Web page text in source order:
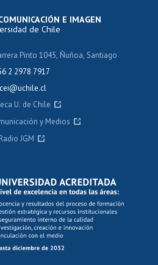
E IMAGEN
de Chile
Pinto 1045, Ñuñoa, Santiago
2 2978 7917
U. de Chile
y Medios
Radio JGM